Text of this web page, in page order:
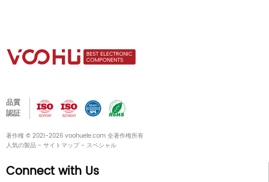
品質
認証
著作権 © 2021-2026 voohuele.com 全著作権所有
人気の製品 - サイトマップ- スペシャル
Connect with Us